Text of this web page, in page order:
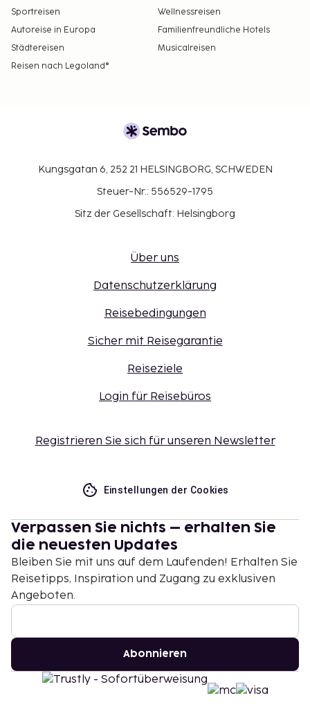
Sportreisen
Wellnessreisen
Autoreise in Europa
Familienfreundliche Hotels
Städtereisen
Musicalreisen
Reisen nach Legoland®
Kungsgatan 6, 252 21 HELSINGBORG, SCHWEDEN
Steuer-Nr.: 556529-1795
Sitz der Gesellschaft: Helsingborg
Über uns
Datenschutzerklärung
Reisebedingungen
Sicher mit Reisegarantie
Reiseziele
Login für Reisebüros
Registrieren Sie sich für unseren Newsletter
Einstellungen der Cookies
Verpassen Sie nichts – erhalten Sie
die neuesten Updates
Bleiben Sie mit uns auf dem Laufenden! Erhalten Sie
Reisetipps, Inspiration und Zugang zu exklusiven
Angeboten.
Abonnieren